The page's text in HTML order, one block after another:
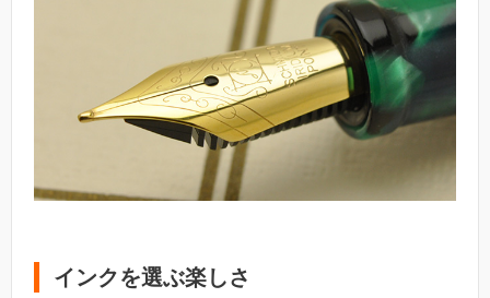
インクを選ぶ楽しさ